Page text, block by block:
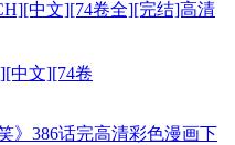
中文][74卷